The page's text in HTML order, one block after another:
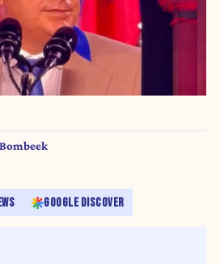
GOOGLE DISCOVER